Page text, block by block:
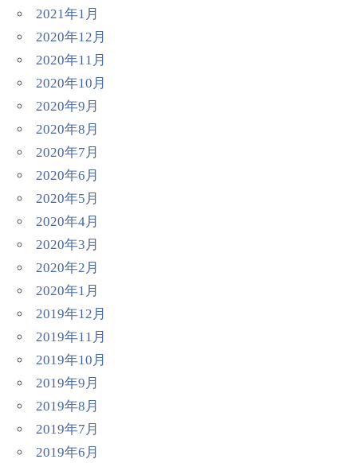
2021年1月
2020年12月
2020年11月
2020年10月
2020年9月
2020年8月
2020年7月
2020年6月
2020年5月
2020年4月
2020年3月
2020年2月
2020年1月
2019年12月
2019年11月
2019年10月
2019年9月
2019年8月
2019年7月
2019年6月